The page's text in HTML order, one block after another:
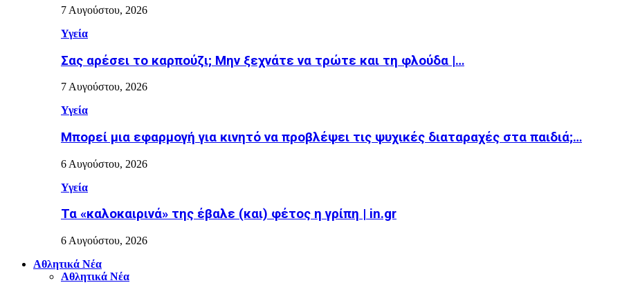
7 Αυγούστου, 2026
Υγεία
Σας αρέσει το καρπούζι; Μην ξεχνάτε να τρώτε και τη φλούδα |…
7 Αυγούστου, 2026
Υγεία
Μπορεί μια εφαρμογή για κινητό να προβλέψει τις ψυχικές διαταραχές στα παιδιά;…
6 Αυγούστου, 2026
Υγεία
Τα «καλοκαιρινά» της έβαλε (και) φέτος η γρίπη | in.gr
6 Αυγούστου, 2026
Αθλητικά Νέα
Αθλητικά Νέα